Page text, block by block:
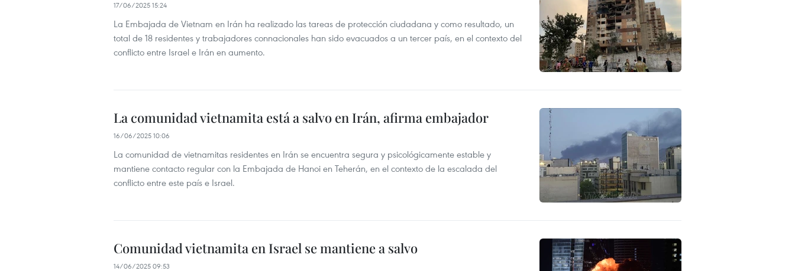
17/06/2025 15:24
La Embajada de Vietnam en Irán ha realizado las tareas de protección ciudadana y como resultado, un
total de 18 residentes y trabajadores connacionales han sido evacuados a un tercer país, en el contexto del
conflicto entre Israel e Irán en aumento.
La comunidad vietnamita está a salvo en Irán, afirma embajador
16/06/2025 10:06
La comunidad de vietnamitas residentes en Irán se encuentra segura y psicológicamente estable y
mantiene contacto regular con la Embajada de Hanoi en Teherán, en el contexto de la escalada del
conflicto entre este país e Israel.
Comunidad vietnamita en Israel se mantiene a salvo
14/06/2025 09:53